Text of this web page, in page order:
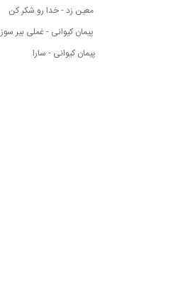
معین زد - خدا رو شکر کن
پیمان کیوانی - غملی بیر سوز
پیمان کیوانی - سارا